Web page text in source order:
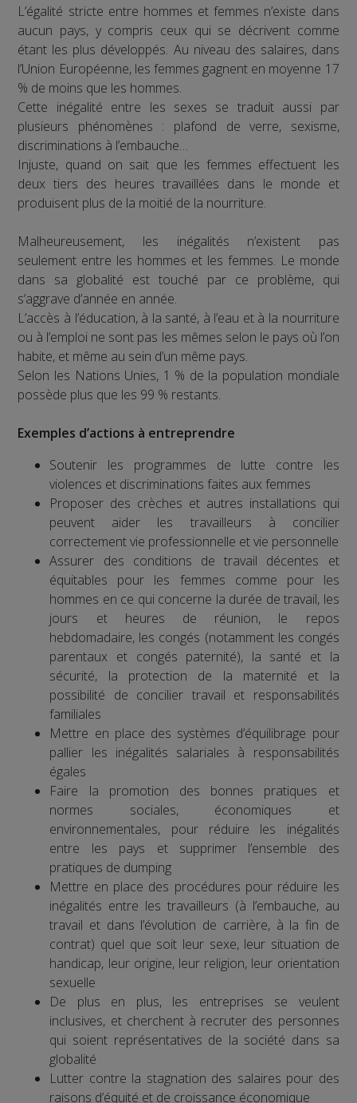
L’égalité stricte entre hommes et femmes n’existe dans
aucun pays, y compris ceux qui se décrivent comme
étant les plus développés. Au niveau des salaires, dans
l’Union Européenne, les femmes gagnent en moyenne 17
% de moins que les hommes.
Cette inégalité entre les sexes se traduit aussi par
plusieurs phénomènes : plafond de verre, sexisme,
discriminations à l’embauche…
Injuste, quand on sait que les femmes effectuent les
deux tiers des heures travaillées dans le monde et
produisent plus de la moitié de la nourriture.
Malheureusement, les inégalités n’existent pas
seulement entre les hommes et les femmes. Le monde
dans sa globalité est touché par ce problème, qui
s’aggrave d’année en année.
L’accès à l’éducation, à la santé, à l’eau et à la nourriture
ou à l’emploi ne sont pas les mêmes selon le pays où l’on
habite, et même au sein d’un même pays.
Selon les Nations Unies, 1 % de la population mondiale
possède plus que les 99 % restants.
Exemples d’actions à entreprendre
Soutenir les programmes de lutte contre les
violences et discriminations faites aux femmes
Proposer des crèches et autres installations qui
peuvent aider les travailleurs à concilier
correctement vie professionnelle et vie personnelle
Assurer des conditions de travail décentes et
équitables pour les femmes comme pour les
hommes en ce qui concerne la durée de travail, les
jours et heures de réunion, le repos
hebdomadaire, les congés (notamment les congés
parentaux et congés paternité), la santé et la
sécurité, la protection de la maternité et la
possibilité de concilier travail et responsabilités
familiales
Mettre en place des systèmes d’équilibrage pour
pallier les inégalités salariales à responsabilités
égales
Faire la promotion des bonnes pratiques et
normes sociales, économiques et
environnementales, pour réduire les inégalités
entre les pays et supprimer l’ensemble des
pratiques de dumping
Mettre en place des procédures pour réduire les
inégalités entre les travailleurs (à l’embauche, au
travail et dans l’évolution de carrière, à la fin de
contrat) quel que soit leur sexe, leur situation de
handicap, leur origine, leur religion, leur orientation
sexuelle
De plus en plus, les entreprises se veulent
inclusives, et cherchent à recruter des personnes
qui soient représentatives de la société dans sa
globalité
Lutter contre la stagnation des salaires pour des
raisons d’équité et de croissance économique